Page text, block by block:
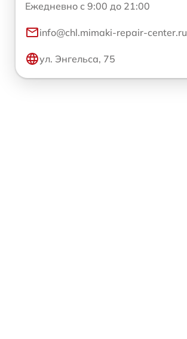
Ежедневно с 9:00 до 21:00
info@chl.mimaki-repair-center.ru
ул. Энгельса, 75